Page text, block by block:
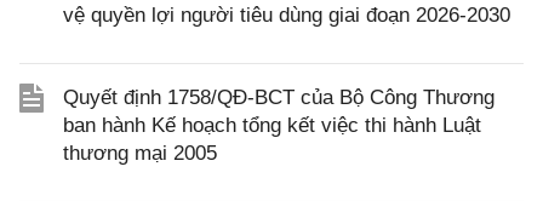
vệ quyền lợi người tiêu dùng giai đoạn 2026-2030
Quyết định 1758/QĐ-BCT của Bộ Công Thương
ban hành Kế hoạch tổng kết việc thi hành Luật
thương mại 2005